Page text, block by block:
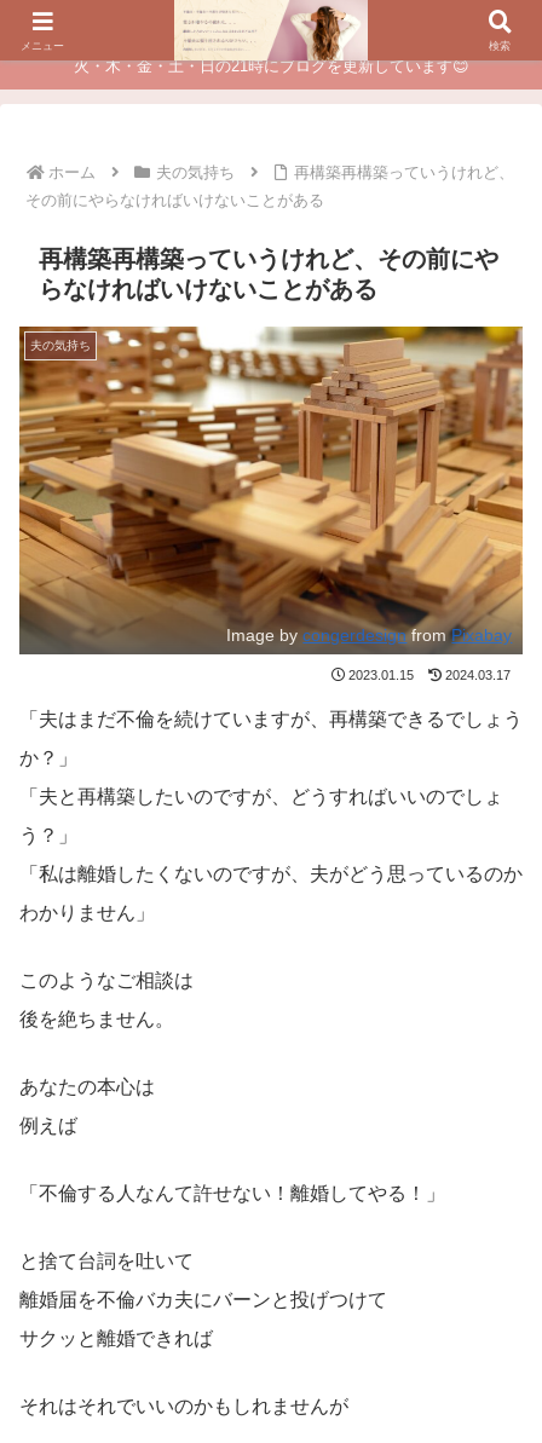
夫に不倫されたつらい経験が、あなたのチャンスに変わるカウンセリング
火・木・金・土・日の21時にブログを更新しています😊
ホーム 夫の気持ち
再構築再構築っていうけれど、
その前にやらなければいけないことがある
再構築再構築っていうけれど、その前にや
らなければいけないことがある
夫の気持ち
Image bycongerdesignfromPixabay
2023.01.15 2024.03.17
「夫はまだ不倫を続けていますが、再構築できるでしょう
か？」
「夫と再構築したいのですが、どうすればいいのでしょ
う？」
「私は離婚したくないのですが、夫がどう思っているのか
わかりません」
このようなご相談は
後を絶ちません。
あなたの本心は
例えば
「不倫する人なんて許せない！離婚してやる！」
と捨て台詞を吐いて
離婚届を不倫バカ夫にバーンと投げつけて
サクッと離婚できれば
それはそれでいいのかもしれませんが
メニュー 検索